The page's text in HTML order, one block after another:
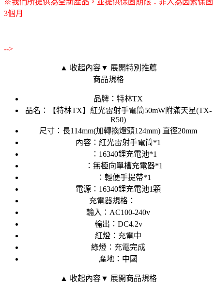
3個月
-->
▲ 收起內容▼ 展開特別推薦
商品規格
品牌：特林TX
品名：【特林TX】紅光雷射手電筒50mW附滿天星(TX-
R50)
尺寸：長114mm(加轉換燈頭124mm) 直徑20mm
內容：紅光雷射手電筒*1
：16340鋰充電池*1
：無極向單槽充電器*1
：輕便手提帶*1
電源：16340鋰充電池1顆
充電器規格：
輸入：AC100-240v
輸出：DC4.2v
紅燈：充電中
綠燈：充電完成
產地：中國
▲ 收起內容▼ 展開商品規格